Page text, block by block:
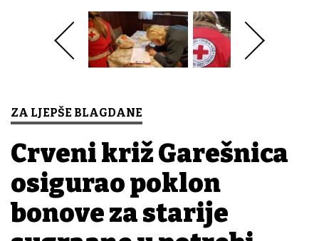
ZA LJEPŠE BLAGDANE
Crveni križ Garešnica
osigurao poklon
bonove za starije